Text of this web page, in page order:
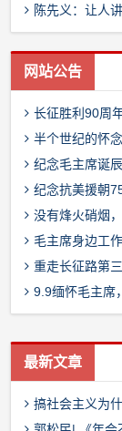
陈先义：让人
网站公告
长征胜利90周年，那是毛
半个世纪的怀念，
纪念毛主席诞辰，
纪念抗美援朝75周
没有烽火硝烟，
毛主席身边工作
重走长征路第
9.9缅怀毛主席
最新文章
搞社会主义为